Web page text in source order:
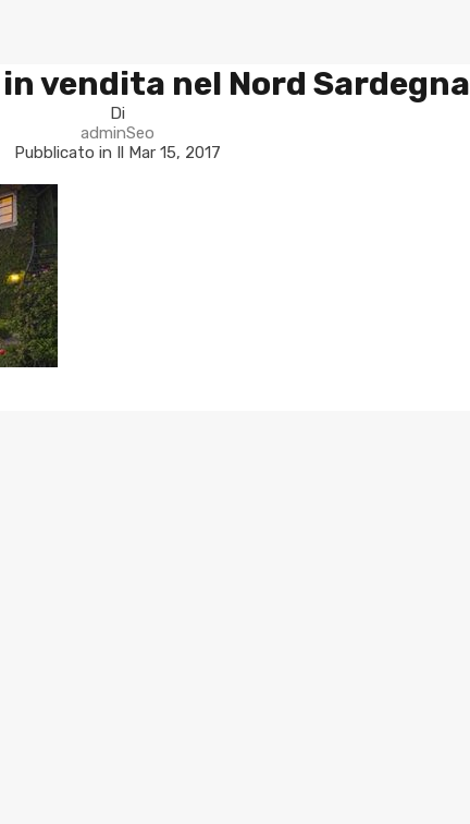
vendita nel Nord Sardegna
Di
adminSeo
Pubblicato in Il Mar 15, 2017